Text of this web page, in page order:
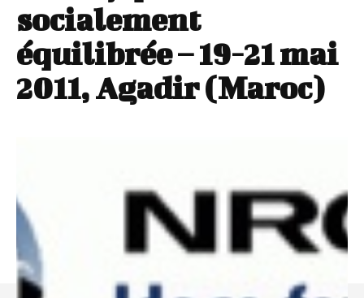
socialement
équilibrée – 19-21 mai
2011, Agadir (Maroc)